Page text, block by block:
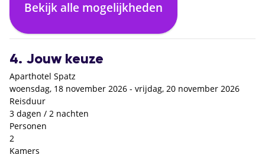
Enkel logies
€ 0,- p.p.
Logies en ontbijt
Bekijk alle mogelijkheden
4. Jouw keuze
Aparthotel Spatz
woensdag, 18 november 2026 - vrijdag, 20 november 2026
Reisduur
3 dagen / 2 nachten
Personen
2
Kamers